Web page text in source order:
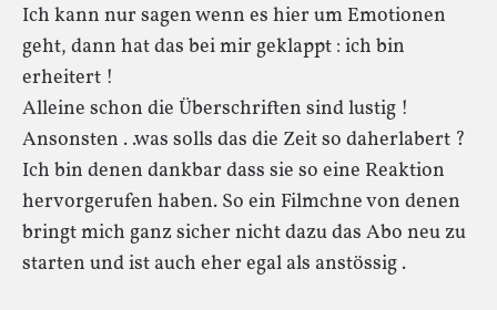
Ich kann nur sagen wenn es hier um Emotionen
geht, dann hat das bei mir geklappt : ich bin
erheitert !
Alleine schon die Überschriften sind lustig !
Ansonsten . .was solls das die Zeit so daherlabert ?
Ich bin denen dankbar dass sie so eine Reaktion
hervorgerufen haben. So ein Filmchne von denen
bringt mich ganz sicher nicht dazu das Abo neu zu
starten und ist auch eher egal als anstössig .